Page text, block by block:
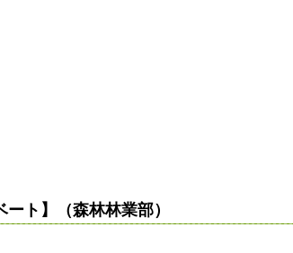
ト】（森林林業部）